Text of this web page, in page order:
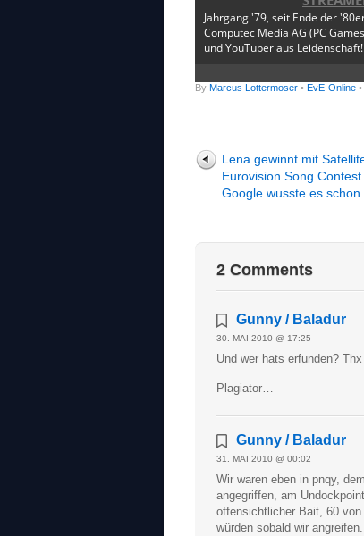
Jahrgang '79, seit Ende der
Computec Media AG (PC
und YouTuber aus Leidenschaft!
By Marcus Lottermoser • EvE-Online
Lena gewinnt mit
Eurovision Song
Google wusste es schon
2 Comments
Gunny / Baladur
30. MAI 2010 @ 17:25
Und wer hats erfunden?
Plagiator…
Gunny / Baladur
31. MAI 2010 @ 00:02
Wir waren eben in pnqy,
angegriffen, am
offensichtlicher Bait, 60
würden sobald wir angreifen.